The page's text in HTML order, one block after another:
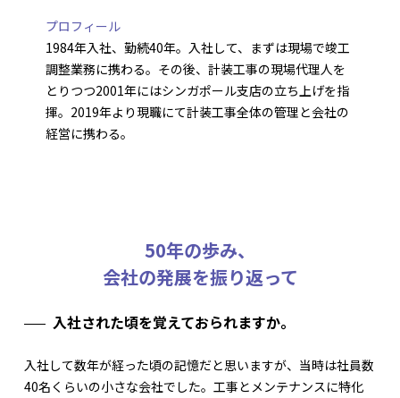
プロフィール
1984年入社、勤続40年。入社して、まずは現場で竣工
調整業務に携わる。その後、計装工事の現場代理人を
とりつつ2001年にはシンガポール支店の立ち上げを指
揮。2019年より現職にて計装工事全体の管理と会社の
経営に携わる。
50年の歩み、
会社の発展を振り返って
入社された頃を覚えておられますか。
入社して数年が経った頃の記憶だと思いますが、当時は社員数
40名くらいの小さな会社でした。工事とメンテナンスに特化